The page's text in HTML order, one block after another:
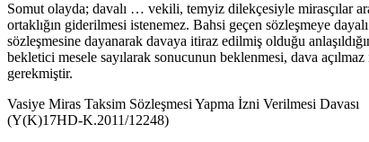
Somut olayda; davalı … vekili, temyiz dilekçesiyle mirasçılar
ortaklığın giderilmesi istenemez. Bahsi geçen sözleşmeye
sözleşmesine dayanarak davaya itiraz edilmiş olduğu
bekletici mesele sayılarak sonucunun beklenmesi, dava
gerekmiştir.
Vasiye Miras Taksim Sözleşmesi Yapma İzni Verilmesi Davası
(Y(K)17HD-K.2011/12248)